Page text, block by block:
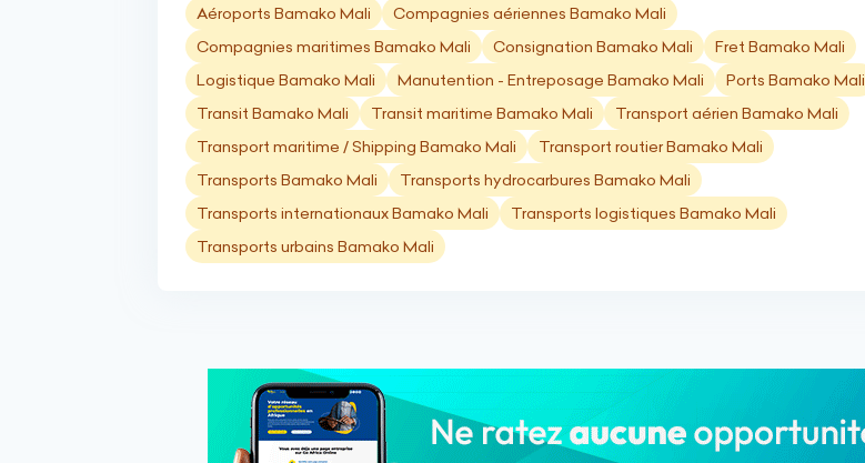
Aéroports Bamako Mali
Compagnies aériennes Bamako Mali
Compagnies maritimes Bamako Mali
Consignation Bamako Mali
Fret Bamako Mali
Logistique Bamako Mali
Manutention - Entreposage Bamako Mali
Ports Bamako Mali
Transit Bamako Mali
Transit maritime Bamako Mali
Transport aérien Bamako Mali
Transport maritime / Shipping Bamako Mali
Transport routier Bamako Mali
Transports Bamako Mali
Transports hydrocarbures Bamako Mali
Transports internationaux Bamako Mali
Transports logistiques Bamako Mali
Transports urbains Bamako Mali